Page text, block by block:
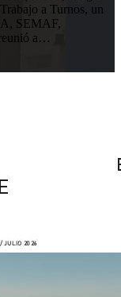
a Turnos, un
SEMAF,
a…